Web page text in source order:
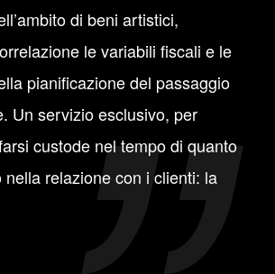
di beni artistici,
le variabili fiscali e le
pianificazione del passaggio
Un servizio esclusivo, per
custode nel tempo di quanto
nella relazione con i clienti: la